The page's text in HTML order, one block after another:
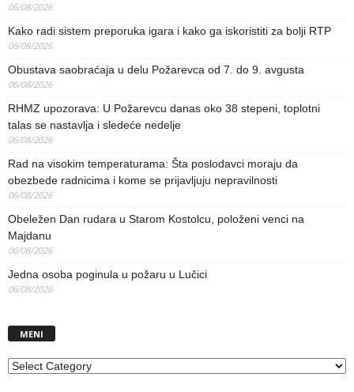
06/08/2026
Kako radi sistem preporuka igara i kako ga iskoristiti za bolji RTP
06/08/2026
Obustava saobraćaja u delu Požarevca od 7. do 9. avgusta
06/08/2026
RHMZ upozorava: U Požarevcu danas oko 38 stepeni, toplotni
talas se nastavlja i sledeće nedelje
06/08/2026
Rad na visokim temperaturama: Šta poslodavci moraju da
obezbede radnicima i kome se prijavljuju nepravilnosti
06/08/2026
Obeležen Dan rudara u Starom Kostolcu, položeni venci na
Majdanu
06/08/2026
Jedna osoba poginula u požaru u Lučici
06/08/2026
MENI
MENI